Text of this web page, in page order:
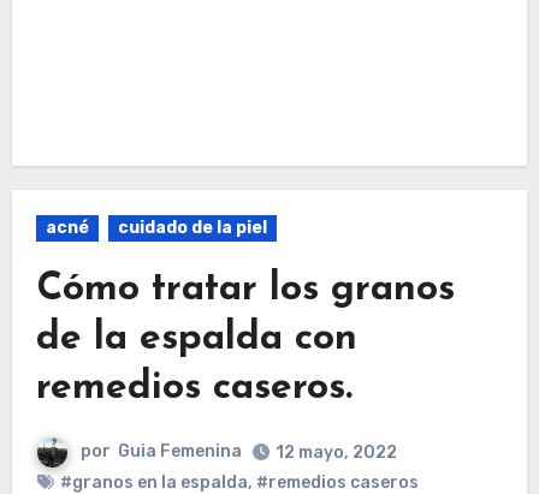
acné cuidado de la piel
Cómo tratar los granos
de la espalda con
remedios caseros.
por Guia Femenina
12 mayo, 2022
#granos en la espalda, #remedios caseros